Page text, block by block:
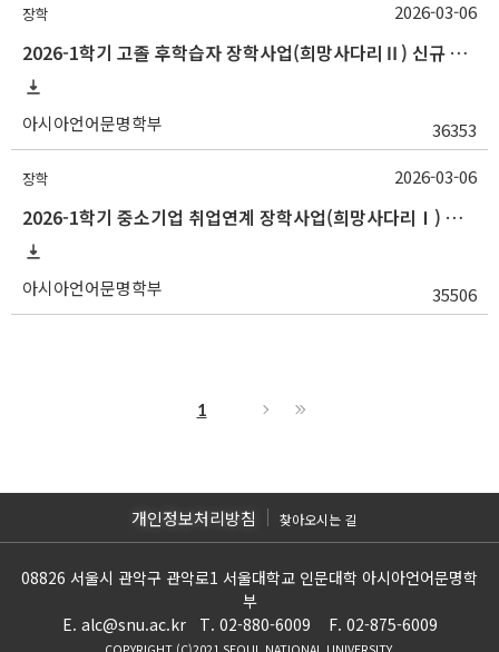
장학
2026-1학기 고졸 후학습자 장학사업(희망사다리Ⅱ) 신규 장학생 선발 안내(~3/20 18:00)
아시아언어문명학부 36353
2026-03-06
장학
2026-1학기 중소기업 취업연계 장학사업(희망사다리Ⅰ) 신규 장학생 선발 안내(~3/20 18:00)
아시아언어문명학부 35506
2026-03-06
1
개인정보처리방침 찾아오시는 길
08826 서울시 관악구 관악로1 서울대학교 인문대학 아시아언어문명학
부
E. alc@snu.ac.kr T. 02-880-6009 F. 02-875-6009